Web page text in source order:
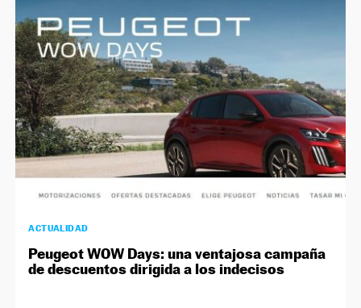
NEWSLETTER
SÍGUENOS
ACTUALIDAD
Peugeot WOW Days: una ventajosa campaña
de descuentos dirigida a los indecisos